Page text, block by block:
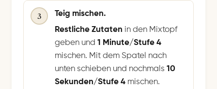
3
Teig mischen.
Restliche Zutaten in den Mixtopf
geben und 1 Minute/Stufe 4
mischen. Mit dem Spatel nach
unten schieben und nochmals 10
Sekunden/Stufe 4 mischen.